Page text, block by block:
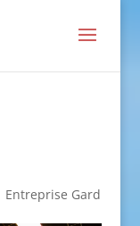
Entreprise Gard